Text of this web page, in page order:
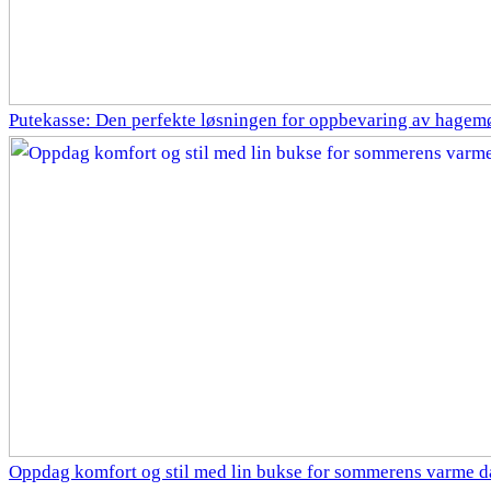
Putekasse: Den perfekte løsningen for oppbevaring av
Oppdag komfort og stil med lin bukse for sommerens varme